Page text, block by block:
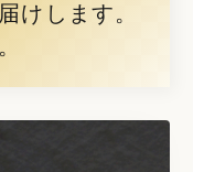
けします。